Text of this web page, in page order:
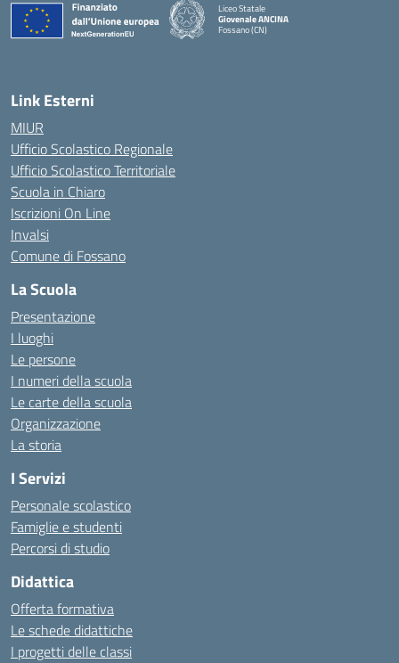
Liceo Statale
Giovenale ANCINA
Fossano (CN)
Link Esterni
MIUR
Ufficio Scolastico Regionale
Ufficio Scolastico Territoriale
Scuola in Chiaro
Iscrizioni On Line
Invalsi
Comune di Fossano
La Scuola
Presentazione
I luoghi
Le persone
I numeri della scuola
Le carte della scuola
Organizzazione
La storia
I Servizi
Personale scolastico
Famiglie e studenti
Percorsi di studio
Didattica
Offerta formativa
Le schede didattiche
I progetti delle classi